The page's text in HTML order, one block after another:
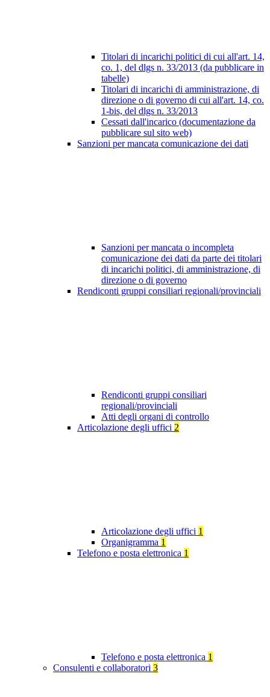
Titolari di incarichi politici di cui all'art. 14,
co. 1, del dlgs n. 33/2013 (da pubblicare in
tabelle)
Titolari di incarichi di amministrazione, di
direzione o di governo di cui all'art. 14, co.
1-bis, del dlgs n. 33/2013
Cessati dall'incarico (documentazione da
pubblicare sul sito web)
Sanzioni per mancata comunicazione dei dati
Sanzioni per mancata o incompleta
comunicazione dei dati da parte dei titolari
di incarichi politici, di amministrazione, di
direzione o di governo
Rendiconti gruppi consiliari regionali/provinciali
Rendiconti gruppi consiliari
regionali/provinciali
Atti degli organi di controllo
Articolazione degli uffici 2
Articolazione degli uffici 1
Organigramma 1
Telefono e posta elettronica 1
Telefono e posta elettronica 1
Consulenti e collaboratori 3